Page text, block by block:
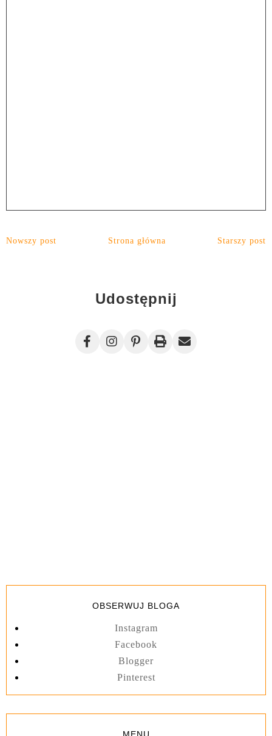
Nowszy post Starszy post
Strona główna
Udostępnij
OBSERWUJ BLOGA
Instagram
Facebook
Blogger
Pinterest